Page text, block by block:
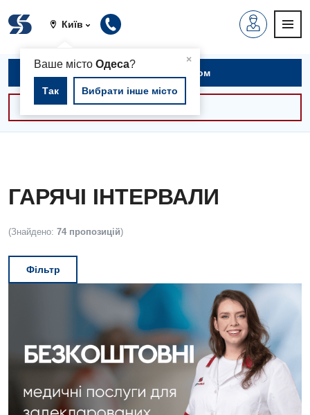
Київ
×
Ваше містоОдеса?
Так Вибрати інше місто
Записатися на прийом
Консультації -30%
ГАРЯЧІ ІНТЕРВАЛИ
(Знайдено: 74 пропозицій)
Фільтр